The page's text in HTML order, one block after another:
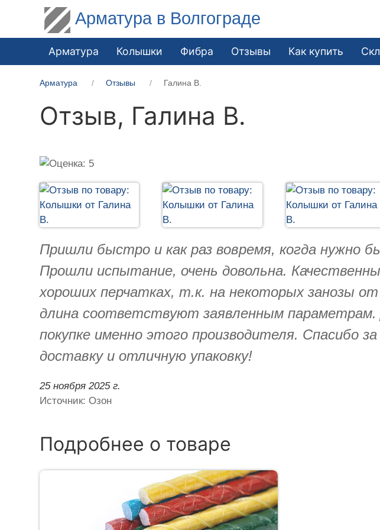
Арматура в Волгограде
Арматура Колышки Фибра Отзывы Как купить
Арматура Отзывы Галина В.
Отзыв, Галина В.
Пришли быстро и как раз вовремя, когда нужно
Прошли испытание, очень довольна.
хороших перчатках, т.к. на некоторых занозы
длина соответствуют заявленным
покупке именно этого производителя. Спасибо
доставку и отличную упаковку!
25 ноября 2025 г.
Источник: Озон
Подробнее о товаре